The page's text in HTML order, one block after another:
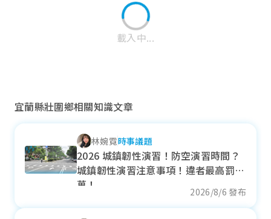
載入中...
宜蘭市
近一年成交單價
宜蘭縣壯圍鄉相關知識文章
林婉霓時事議題
2026 城鎮韌性演習！防空演習時間？
城鎮韌性演習注意事項！違者最高罰15
萬！
2026/8/6 發布